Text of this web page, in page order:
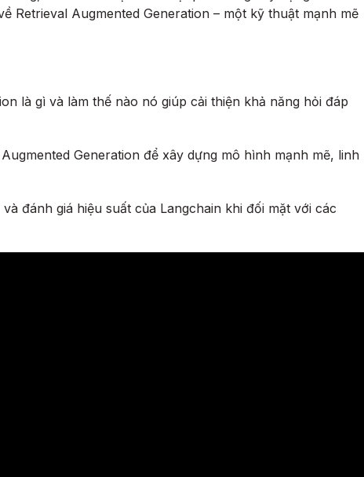
Retrieval Augmented Generation – một kỹ thuật mạnh mẽ
là gì và làm thế nào nó giúp cải thiện khả năng hỏi đáp
Generation để xây dựng mô hình mạnh mẽ, linh
đánh giá hiệu suất của Langchain khi đối mặt với các